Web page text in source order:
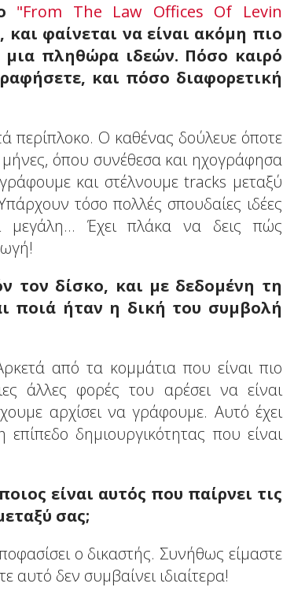
"From The Law Offices Of Levin
φαίνεται να είναι ακόμη πιο
μια πληθώρα ιδεών. Πόσο καιρό
και πόσο διαφορετική
Ο καθένας δούλευε όποτε
όπου συνέθεσα και ηχογράφησα
και στέλνουμε tracks μεταξύ
τόσο πολλές σπουδαίες ιδέες
Έχει πλάκα να δεις πώς
τον δίσκο, και με δεδομένη τη
ποιά ήταν η δική του συμβολή
από τα κομμάτια που είναι πιο
άλλες φορές του αρέσει να είναι
αρχίσει να γράφουμε. Αυτό έχει
δημιουργικότητας που είναι
είναι αυτός που παίρνει τις
σας;
ο δικαστής. Συνήθως είμαστε
αυτό δεν συμβαίνει ιδιαίτερα!